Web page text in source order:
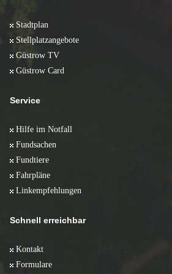
Stadtplan
Stellplatzangebote
Güstrow TV
Güstrow Card
Service
Hilfe im Notfall
Fundsachen
Fundtiere
Fahrpläne
Linkempfehlungen
Schnell erreichbar
Kontakt
Formulare